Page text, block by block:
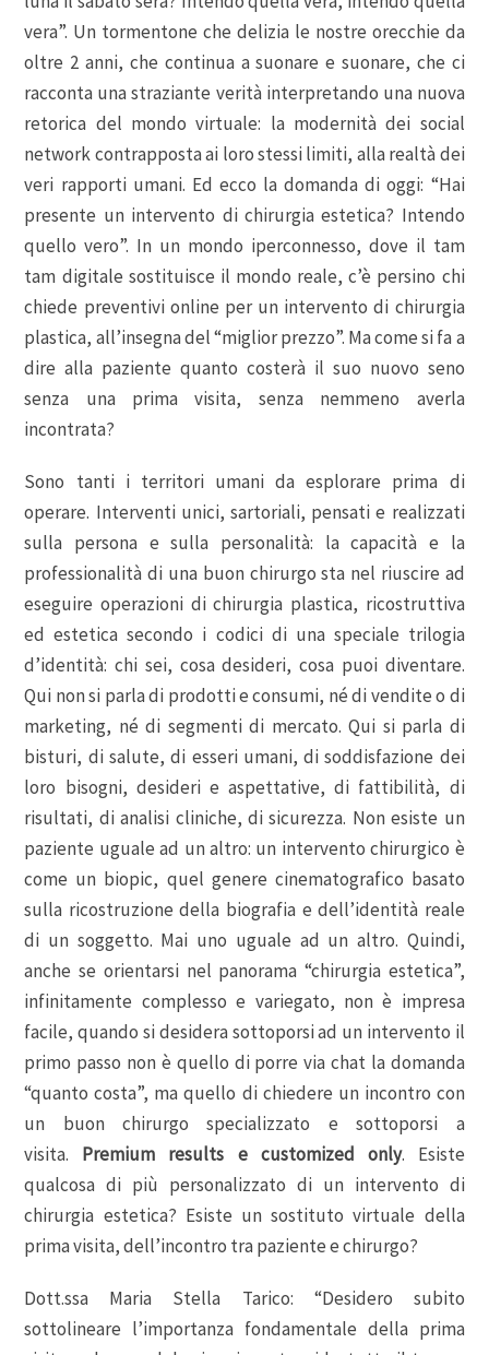
vera”. Un tormentone che delizia le nostre orecchie da
oltre 2 anni, che continua a suonare e suonare, che ci
racconta una straziante verità interpretando una nuova
retorica del mondo virtuale: la modernità dei social
network contrapposta ai loro stessi limiti, alla realtà dei
veri rapporti umani. Ed ecco la domanda di oggi: “Hai
presente un intervento di chirurgia estetica? Intendo
quello vero”. In un mondo iperconnesso, dove il tam
tam digitale sostituisce il mondo reale, c’è persino chi
chiede preventivi online per un intervento di chirurgia
plastica, all’insegna del “miglior prezzo”. Ma come si fa a
dire alla paziente quanto costerà il suo nuovo seno
senza una prima visita, senza nemmeno averla
incontrata?
Sono tanti i territori umani da esplorare prima di
operare. Interventi unici, sartoriali, pensati e realizzati
sulla persona e sulla personalità: la capacità e la
professionalità di una buon chirurgo sta nel riuscire ad
eseguire operazioni di chirurgia plastica, ricostruttiva
ed estetica secondo i codici di una speciale trilogia
d’identità: chi sei, cosa desideri, cosa puoi diventare.
Qui non si parla di prodotti e consumi, né di vendite o di
marketing, né di segmenti di mercato. Qui si parla di
bisturi, di salute, di esseri umani, di soddisfazione dei
loro bisogni, desideri e aspettative, di fattibilità, di
risultati, di analisi cliniche, di sicurezza. Non esiste un
paziente uguale ad un altro: un intervento chirurgico è
come un biopic, quel genere cinematografico basato
sulla ricostruzione della biografia e dell’identità reale
di un soggetto. Mai uno uguale ad un altro. Quindi,
anche se orientarsi nel panorama “chirurgia estetica”,
infinitamente complesso e variegato, non è impresa
facile, quando si desidera sottoporsi ad un intervento il
primo passo non è quello di porre via chat la domanda
“quanto costa”, ma quello di chiedere un incontro con
un buon chirurgo specializzato e sottoporsi a
visita. Premium results e customized only. Esiste
qualcosa di più personalizzato di un intervento di
chirurgia estetica? Esiste un sostituto virtuale della
prima visita, dell’incontro tra paziente e chirurgo?
Dott.ssa Maria Stella Tarico: “Desidero subito
sottolineare l’importanza fondamentale della prima